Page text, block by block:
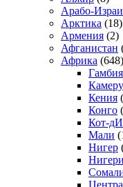
Арабо-
Арктика (18)
Армения (2)
Афганистан
Африка (648)
Гамбия
Кения
Конго
Кот-
Мали
Нигер